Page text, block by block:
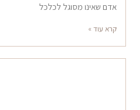
אדם שאינו מסוגל לכלכל
קרא עוד »